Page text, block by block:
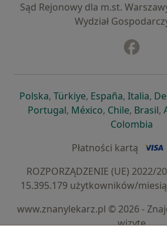
Sąd Rejonowy dla m.st.
Wydział
Polskaotwiera się w nowej karcie
, Türkiyeotwiera się w
, Españaotwiera
, Italia,
Portugalotwiera się w nowej
, Méxicootwiera się w
, Chileotwiera
, Brasil,
Colombia
Płatności kartą
ROZPORZĄDZENIE (UE) 2022/
15.395.179 użytkowników/
www.znanylekarz.pl © 2026 -
wizytę